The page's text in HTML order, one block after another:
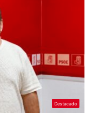
Destacado